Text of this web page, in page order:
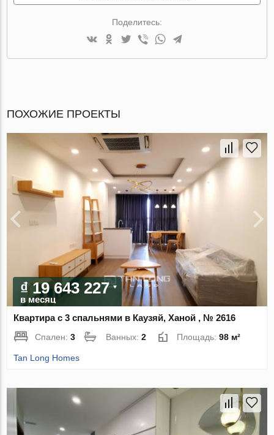
Поделитесь:
ПОХОЖИЕ ПРОЕКТЫ
₫ 19 643 227
в месяц
Квартира с 3 спальнями в Каузяй, Ханой , № 2616
Спален:3 Ванных:2 Площадь:98 м²
Tan Long Homes